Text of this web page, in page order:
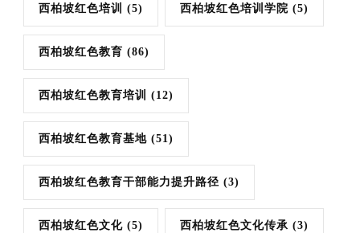
西柏坡红色培训 (5) 西柏坡红色培训学院 (5)
西柏坡红色教育 (86)
西柏坡红色教育培训 (12)
西柏坡红色教育基地 (51)
西柏坡红色教育干部能力提升路径 (3)
西柏坡红色文化 (5) 西柏坡红色文化传承 (3)